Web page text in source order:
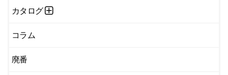
カタログ
コラム
廃番